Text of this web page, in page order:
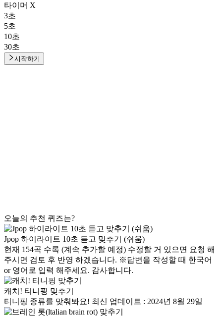
타이머 X
3초
5초
10초
30초
시작하기
오늘의 추천 퀴즈는?
Jpop 하이라이트 10초 듣고 맞추기 (쉬움)
현재 154곡 수록 (계속 추가할 예정) 수정할 거 있으면 요청 해
주시면 검토 후 반영 하겠습니다. ※답변을 작성할 때 한국어
or 영어로 입력 해주세요. 감사합니다.
캐치! 티니핑 맞추기
티니핑 종류를 맞춰봐요! 최신 업데이트 : 2024년 8월 29일